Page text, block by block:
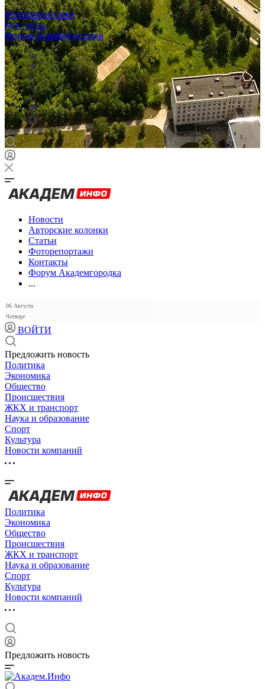
Фоторепортажи
Контакты
Форум Академгородка
Новости
Авторские колонки
Статьи
Фоторепортажи
Контакты
Форум Академгородка
...
06 Августа
Четверг
ВОЙТИ
Предложить новость
Политика
Экономика
Общество
Происшествия
ЖКХ и транспорт
Наука и образование
Спорт
Культура
Новости компаний
Политика
Экономика
Общество
Происшествия
ЖКХ и транспорт
Наука и образование
Спорт
Культура
Новости компаний
Предложить новость